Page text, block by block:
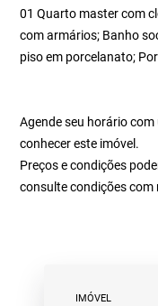
01 Quarto master com
com armários; Banho
piso em porcelanato;
Agende seu horário
conhecer este imóvel.
Preços e condições
consulte condições
IMÓVEL